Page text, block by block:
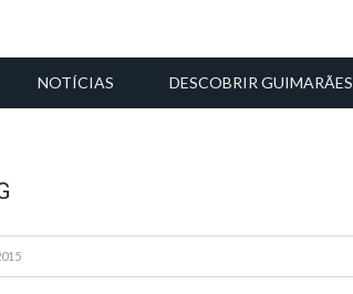
NOTÍCIAS DESCOBRIR GUIMARÃES